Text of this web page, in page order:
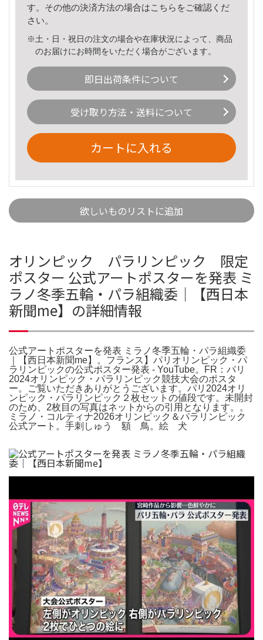
す。その他の決済方法の場合はこちら をご確認くだ
さい。
※土・日・祝日の注文の場合や在庫状況によって、商品
のお届けにお時間をいただく場合がございます。
即日出荷条件について
受け取り方法・送料について
カートに入れる
欲しいものリストに追加
オリンピック パラリンピック 限定
ポスター 公式アートポスターを発表 ミ
ラノ冬季五輪・パラ組織委｜【西日本
新聞me】の詳細情報
公式アートポスターを発表 ミラノ冬季五輪・パラ組織委
｜【西日本新聞me】。フランス】パリオリンピック・パ
ラリンピックの公式ポスター発表 - YouTube。FR：パリ
2024オリンピック・パラリンピック競技大会のポスタ
ー。ご覧いただきありがとうございます。パリ2024オリ
ンピック・パラリンピック２枚セットの値段です。未開封
のため、2枚目の写真はネットからの引用となります。。
ミラノ・コルティナ2026オリンピック＆パラリンピック
公式アート。手刺しゅう 額 鳥。絵 犬